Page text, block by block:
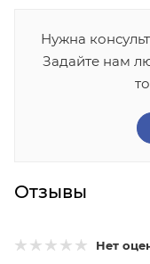
Нужна
Задайте нам
Отзывы
Нет